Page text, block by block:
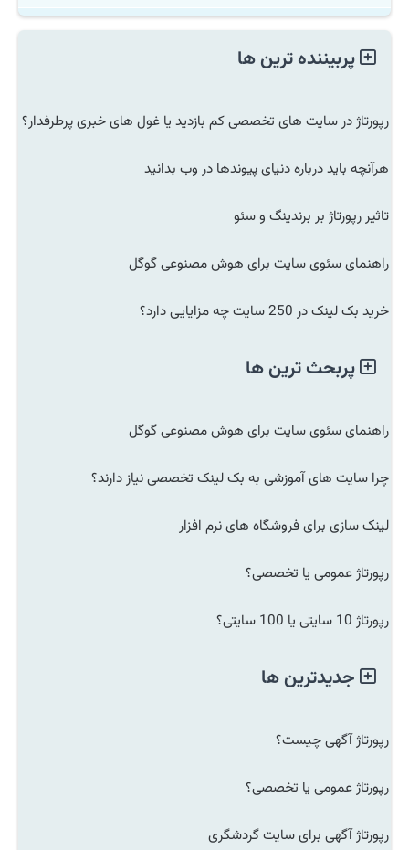
پربیننده ترین ها
رپورتاژ در سایت های تخصصی کم بازدید یا غول های خبری پرطرفدار؟
هرآنچه باید درباره دنیای پیوندها در وب بدانید
تاثیر رپورتاژ بر برندینگ و سئو
راهنمای سئوی سایت برای هوش مصنوعی گوگل
خرید بک لینک در 250 سایت چه مزایایی دارد؟
پربحث ترین ها
راهنمای سئوی سایت برای هوش مصنوعی گوگل
چرا سایت های آموزشی به بک لینک تخصصی نیاز دارند؟
لینک سازی برای فروشگاه های نرم افزار
رپورتاژ عمومی یا تخصصی؟
رپورتاژ 10 سایتی یا 100 سایتی؟
جدیدترین ها
رپورتاژ آگهی چیست؟
رپورتاژ عمومی یا تخصصی؟
رپورتاژ آگهی برای سایت گردشگری